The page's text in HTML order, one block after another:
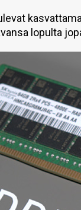
lopulta